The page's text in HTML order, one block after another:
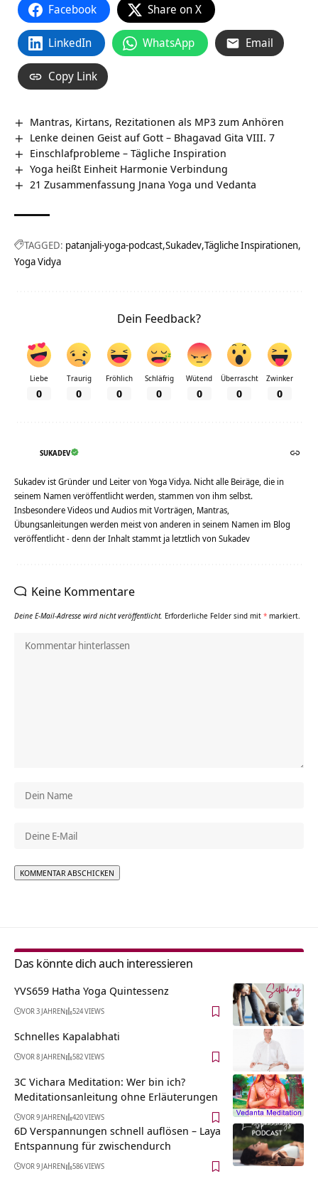
Facebook Share on X
LinkedIn WhatsApp Email
Copy Link
Mantras, Kirtans, Rezitationen als MP3 zum Anhören
Lenke deinen Geist auf Gott – Bhagavad Gita VIII. 7
Einschlafprobleme – Tägliche Inspiration
Yoga heißt Einheit Harmonie Verbindung
21 Zusammenfassung Jnana Yoga und Vedanta
TAGGED: patanjali-yoga-podcast Sukadev Tägliche Inspirationen
Yoga Vidya
Dein Feedback?
Liebe
0
Traurig
0
Fröhlich
0
Schläfrig
0
Wütend
0
Überrascht
0
Zwinker
0
SUKADEV
Sukadev ist Gründer und Leiter von Yoga Vidya. Nicht alle Beiräge, die in
seinem Namen veröffentlicht werden, stammen von ihm selbst.
Insbesondere Videos und Audios mit Vorträgen, Mantras,
Übungsanleitungen werden meist von anderen in seinem Namen im Blog
veröffentlicht - denn der Inhalt stammt ja letztlich von Sukadev
Keine Kommentare
Deine E-Mail-Adresse wird nicht veröffentlicht. Erforderliche Felder sind mit * markiert.
Das könnte dich auch interessieren
YVS659 Hatha Yoga Quintessenz
VOR 3 JAHREN 524 VIEWS
Schnelles Kapalabhati
VOR 8 JAHREN 582 VIEWS
3C Vichara Meditation: Wer bin ich?
Meditationsanleitung ohne Erläuterungen
VOR 9 JAHREN 420 VIEWS
6D Verspannungen schnell auflösen – Laya
Entspannung für zwischendurch
VOR 9 JAHREN 586 VIEWS